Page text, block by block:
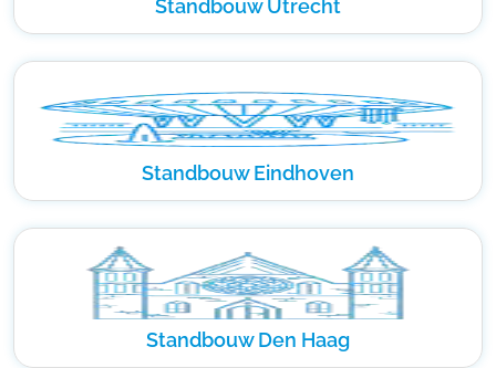
Standbouw Utrecht
Standbouw Eindhoven
Standbouw Den Haag